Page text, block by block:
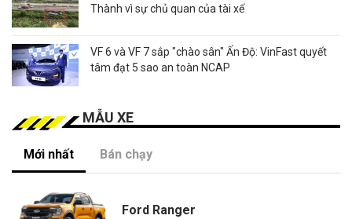
Thành vì sự chủ quan của tài xế
VF 6 và VF 7 sắp "chào sân" Ấn Độ: VinFast quyết
tâm đạt 5 sao an toàn NCAP
MẪU XE
Mới nhất Bán chạy
Ford Ranger